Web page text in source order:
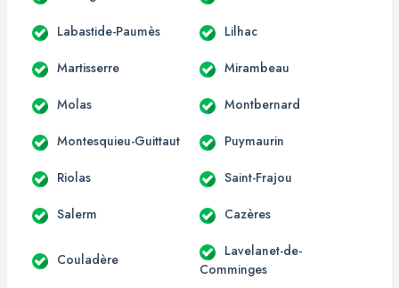
Labastide-Paumès Lilhac
Martisserre Mirambeau
Molas Montbernard
Montesquieu-Guittaut Puymaurin
Riolas Saint-Frajou
Salerm Cazères
Couladère
Lavelanet-de-
Comminges